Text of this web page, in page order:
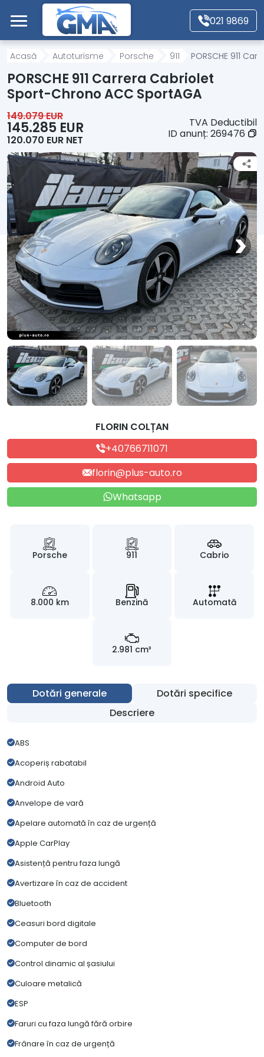
Mergi direct la conținutul principal
021 9869
Acasă
Autoturisme
Motociclete
Autoutilitare
Alte tipuri vehicule
Despre Noi
Contact
Acasă Autoturisme Porsche 911 PORSCHE 911
PORSCHE 911 Carrera Cabriolet
Sport-Chrono ACC SportAGA
149.079 EUR
145.285 EUR
120.070 EUR NET
TVA Deductibil
ID anunț: 269476
FLORIN COLȚAN
+40766711071
florin@plus-auto.ro
Whatsapp
Porsche 911 Cabrio
8.000 km Benzină Automată
2.981 cm³
Dotări generale
Dotări specifice
Descriere
ABS
Acoperiș rabatabil
Android Auto
Anvelope de vară
Apelare automată în caz de urgență
Apple CarPlay
Asistență pentru faza lungă
Avertizare în caz de accident
Bluetooth
Ceasuri bord digitale
Computer de bord
Control dinamic al șasiului
Culoare metalică
ESP
Faruri cu faza lungă fără orbire
Frânare în caz de urgență